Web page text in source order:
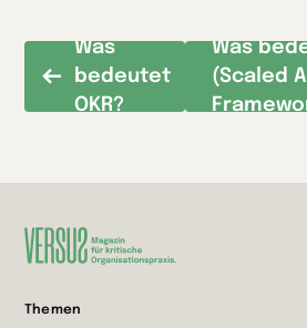
Was
bedeutet
OKR?
Was
(Scaled
Startseite
Themen